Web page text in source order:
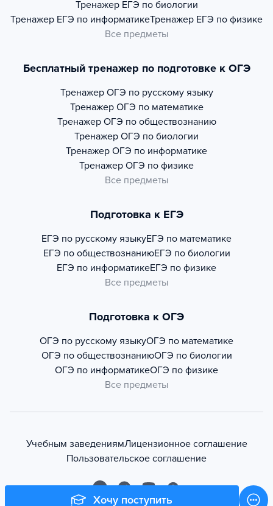
Хочу поступить
Тренажер ЕГЭ по биологии
Тренажер ЕГЭ по информатикеТренажер ЕГЭ по физике
Все предметы
Бесплатный тренажер по подготовке к ОГЭ
Тренажер ОГЭ по русскому языку
Тренажер ОГЭ по математике
Тренажер ОГЭ по обществознанию
Тренажер ОГЭ по биологии
Тренажер ОГЭ по информатике
Тренажер ОГЭ по физике
Все предметы
Подготовка к ЕГЭ
ЕГЭ по русскому языкуЕГЭ по математике
ЕГЭ по обществознаниюЕГЭ по биологии
ЕГЭ по информатикеЕГЭ по физике
Все предметы
Подготовка к ОГЭ
ОГЭ по русскому языкуОГЭ по математике
ОГЭ по обществознаниюОГЭ по биологии
ОГЭ по информатикеОГЭ по физике
Все предметы
Учебным заведениямЛицензионное соглашение
Пользовательское соглашение